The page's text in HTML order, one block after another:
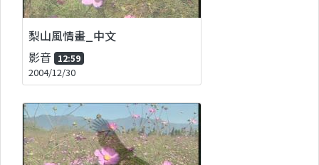
梨山風情畫_中文
影音 12:59
2004/12/30